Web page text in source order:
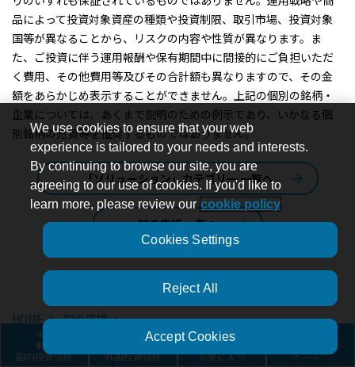
国内投資信託 外国投資信託 お気に入り メニュー
品によって投資対象資産の種類や投資制限、取引市場、投資対象
国等が異なることから、リスクの内容や性質が異なります。ま
た、ご投資に伴う運用報酬や保有期間中に間接的にご負担いただ
く費用、その他費用等及びその合計額も異なりますので、その金
額をあらかじめ表示することができません。上記の個別の銘柄・
企業については、あくまで説明のための例示であり、いかなる個
別銘柄の売買等を推奨するものではありません。
「ソリューション」カテゴリー 一覧へ
知の広場 一覧へ
HOME
知の広場
世界各国の保険会社CIOから見た投資環境： ABグローバルCIOフォ
ーラムより
We use cookies to ensure that your web
experience is tailored to your needs and interests.
By continuing to browse our site, you are
agreeing to our use of cookies. If you'd like to
learn more, please review our cookie policy
Cookies Settings
Reject All
Accept Cookies